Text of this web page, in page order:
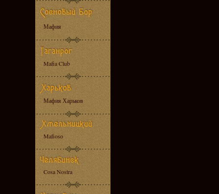
Мафия
Mafia Club
Мафия Харьков
Mafioso
Cosa Nostra